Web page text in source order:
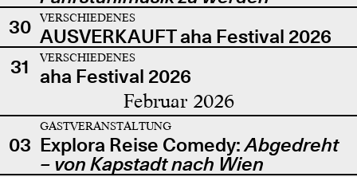
30
VERSCHIEDENES
AUSVERKAUFT aha Festival 2026
31
VERSCHIEDENES
aha Festival 2026
Februar 2026
03
GASTVERANSTALTUNG
Explora Reise Comedy:Abgedreht
– von Kapstadt nach Wien